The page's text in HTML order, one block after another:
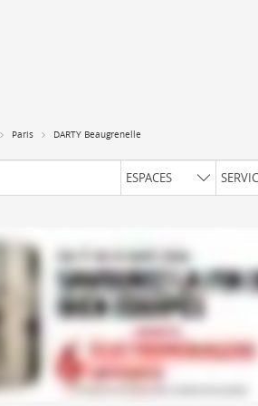
Paris DARTY Beaugrenelle
ESPACES